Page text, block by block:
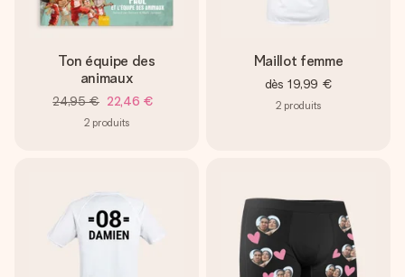
Ton équipe des
animaux
24,95 € 22,46 €
2 produits
Maillot femme
dès 19,99 €
2 produits